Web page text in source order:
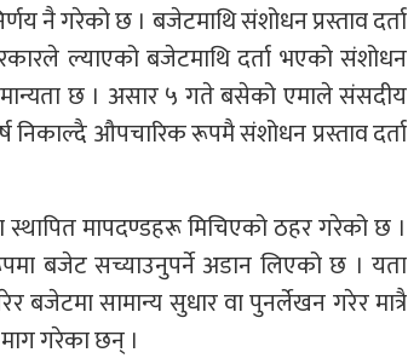
नै गरेको छ । बजेटमाथि संशोधन प्रस्ताव दर्ता
ल्याएको बजेटमाथि दर्ता भएको संशोधन
छ । असार ५ गते बसेको एमाले संसदीय
औपचारिक रूपमै संशोधन प्रस्ताव दर्ता
मापदण्डहरू मिचिएको ठहर गरेको छ ।
बजेट सच्याउनुपर्ने अडान लिएको छ । यता
बजेटमा सामान्य सुधार वा पुनर्लेखन गरेर मात्रै
गरेका छन् ।